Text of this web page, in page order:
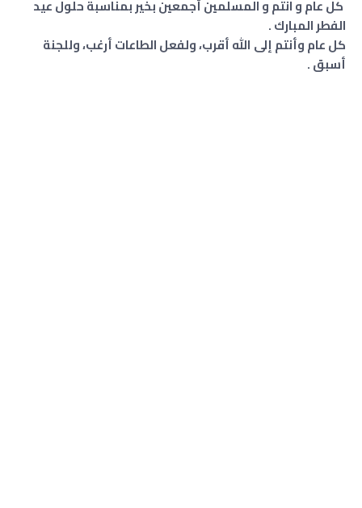
كل عام و انتم و المسلمين أجمعين بخير بمناسبة حلول عيد
الفطر المبارك .
كل عام وأنتم إلى الله أقرب، ولفعل الطاعات أرغب، وللجنة
أسبق .